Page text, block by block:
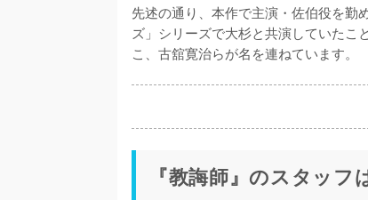
先述の通り、本作で主演・佐伯役を勤
ズ」シリーズで大杉と共演していたこ
こ、古舘寛治らが名を連ねています。
『教誨師』のスタッフ